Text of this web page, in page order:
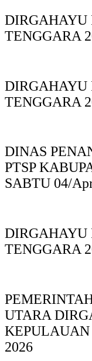
DIRGAHAYU
TENGGARA
DIRGAHAYU
TENGGARA
DINAS
PTSP
SABTU 04/
DIRGAHAYU
TENGGARA
UTARA
KEPULAUAN
2026